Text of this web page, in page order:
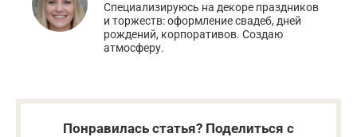
Специализируюсь на декоре праздников
и торжеств: оформление свадеб, дней
рождений, корпоративов. Создаю
атмосферу.
Понравилась статья? Поделиться с